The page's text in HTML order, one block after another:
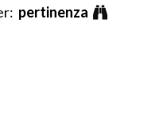
pertinenza